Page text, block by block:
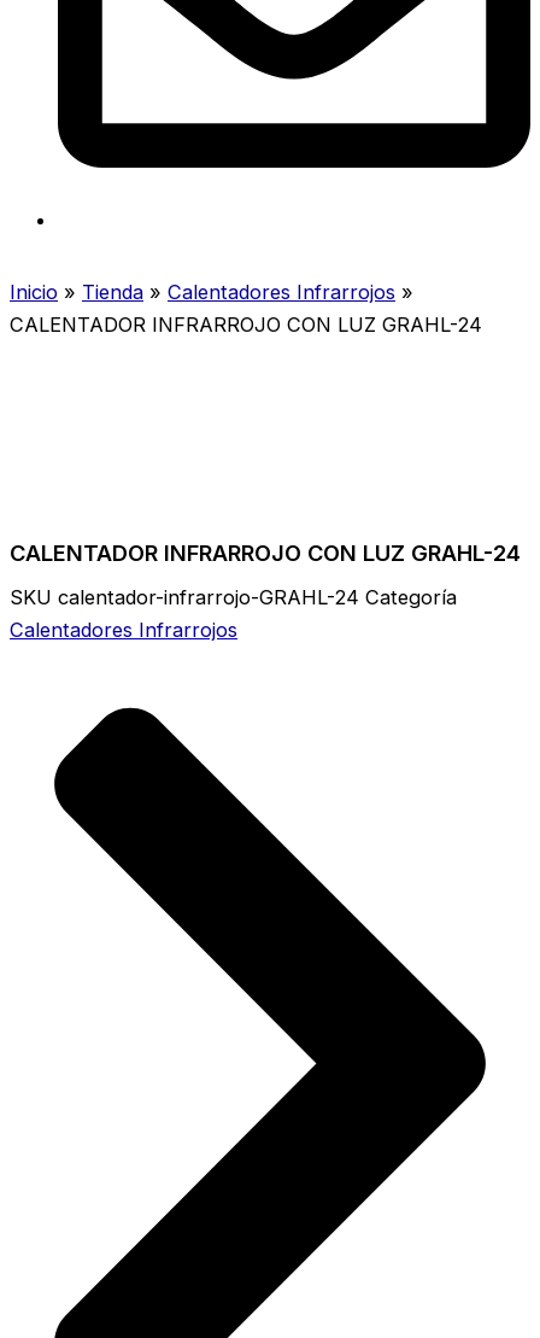
Inicio » Tienda » Calentadores Infrarrojos »
CALENTADOR INFRARROJO CON LUZ GRAHL-24
CALENTADOR INFRARROJO CON LUZ GRAHL-24
SKU calentador-infrarrojo-GRAHL-24 Categoría
Calentadores Infrarrojos